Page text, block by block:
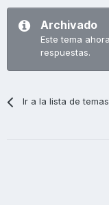
Archivado
Este tema
respuestas.
Ir a la lista de temas